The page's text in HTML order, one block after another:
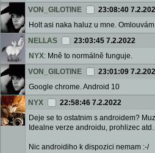
VON_GILOTINE
23:08:40
Holt asi naka haluz u mne.
NELLAS
23:03:45 7.2.2022
NYX: Mně to normálně funguje.
VON_GILOTINE
23:01:09
Google chrome. Android 10
NYX
22:58:46 7.2.2022
Deje se to ostatnim s androidem?
Idealne verze androidu, prohlizec
Nic androidiho k dispozici nemam :-/